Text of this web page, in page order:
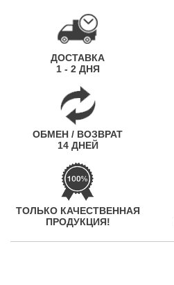
ДОСТАВКА
1 - 2 ДНЯ
ОБМЕН / ВОЗВРАТ
14 ДНЕЙ
ТОЛЬКО КАЧЕСТВЕННАЯ
ПРОДУКЦИЯ!